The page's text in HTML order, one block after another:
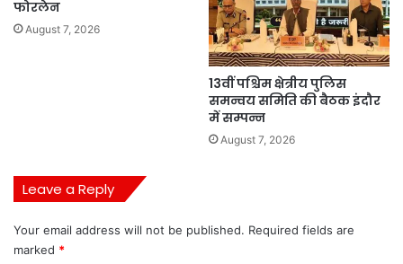
फोरलेन
August 7, 2026
13वीं पश्चिम क्षेत्रीय पुलिस
समन्वय समिति की बैठक इंदौर
में सम्पन्न
August 7, 2026
Leave a Reply
Your email address will not be published. Required fields are
marked *